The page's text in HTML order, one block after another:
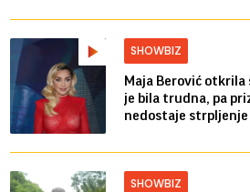
SHOWBIZ
Maja Berović otkrila
je bila trudna, pa
nedostaje strpljenje
SHOWBIZ